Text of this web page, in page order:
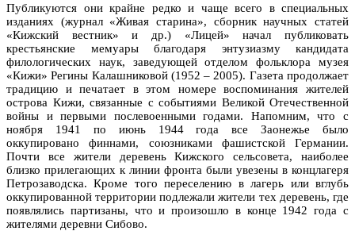
Публикуются они крайне редко и чаще всего в специальных
изданиях (журнал «Живая старина», сборник научных статей
«Кижский вестник» и др.) «Лицей» начал публиковать
крестьянские мемуары благодаря энтузиазму кандидата
филологических наук, заведующей отделом фольклора музея
«Кижи» Регины Калашниковой (1952 – 2005). Газета продолжает
традицию и печатает в этом номере воспоминания жителей
острова Кижи, связанные с событиями Великой Отечественной
войны и первыми послевоенными годами. Напомним, что с
ноября 1941 по июнь 1944 года все Заонежье было
оккупировано финнами, союзниками фашистской Германии.
Почти все жители деревень Кижского сельсовета, наиболее
близко прилегающих к линии фронта были увезены в концлагеря
Петрозаводска. Кроме того переселению в лагерь или вглубь
оккупированной территории подлежали жители тех деревень, где
появлялись партизаны, что и произошло в конце 1942 года с
жителями деревни Сибово.